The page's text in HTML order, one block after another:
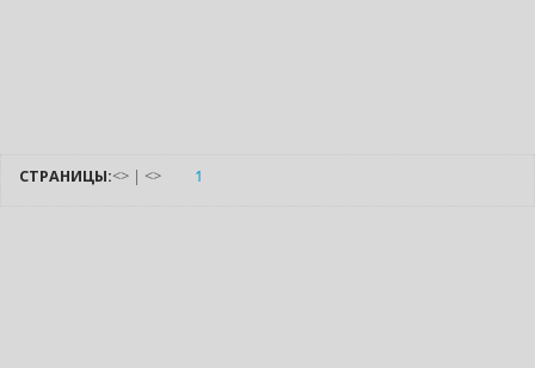
СТРАНИЦЫ:<> | <> 1